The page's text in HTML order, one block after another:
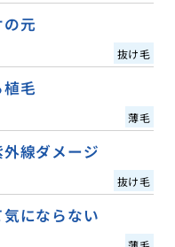
元
抜け毛
毛
薄毛
線ダメージ
抜け毛
にならない